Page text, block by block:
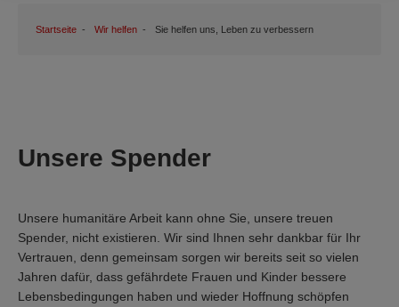
Startseite Wir helfen Sie helfen uns, Leben zu verbessern
Unsere Spender
Unsere humanitäre Arbeit kann ohne Sie, unsere treuen
Spender, nicht existieren. Wir sind Ihnen sehr dankbar für Ihr
Vertrauen, denn gemeinsam sorgen wir bereits seit so vielen
Jahren dafür, dass gefährdete Frauen und Kinder bessere
Lebensbedingungen haben und wieder Hoffnung schöpfen